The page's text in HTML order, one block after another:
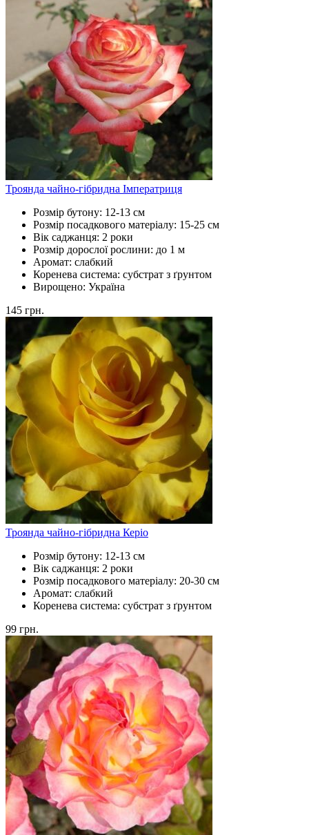
Троянда чайно-гібридна Імператриця
Розмір бутону: 12-13 см
Розмір посадкового матеріалу: 15-25 см
Вік саджанця: 2 роки
Розмір дорослої рослини: до 1 м
Аромат: слабкий
Коренева система: субстрат з ґрунтом
Вирощено: Україна
145 грн.
Троянда чайно-гібридна Керіо
Розмір бутону: 12-13 см
Вік саджанця: 2 роки
Розмір посадкового матеріалу: 20-30 см
Аромат: слабкий
Коренева система: субстрат з ґрунтом
99 грн.